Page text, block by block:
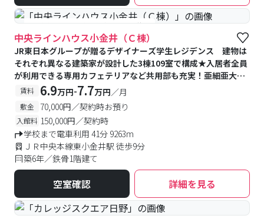
#食事付き #予約受付中 #空室待ち
中央ラインハウス小金井（Ｃ棟）
JR東日本グループが贈るデザイナーズ学生レジデンス 建物は
それぞれ異なる建築家が設計した3棟109室で構成★入居者全員
が利用できる専用カフェテリアなど共用部も充実！亜細亜大学
提携寮
賃料 6.9万円-7.7万円／月
敷金 70,000円／契約時お預り
入館料 150,000円／契約時
学校まで電車利用 41分 9263m
ＪＲ中央本線東小金井駅 徒歩9分
築6年／鉄骨1階建て
空室確認 詳細を見る